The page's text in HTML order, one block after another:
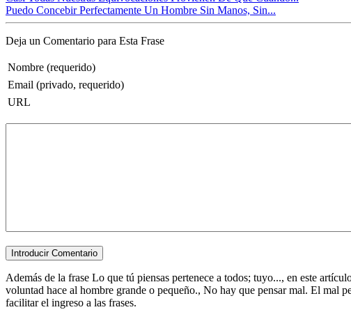
Puedo Concebir Perfectamente Un Hombre Sin Manos, Sin...
Deja un Comentario para Esta Frase
Nombre (requerido)
Email (privado, requerido)
URL
Además de la frase Lo que tú piensas pertenece a todos; tuyo..., en este
voluntad hace al hombre grande o pequeño., No hay que pensar mal. El mal
facilitar el ingreso a las frases.